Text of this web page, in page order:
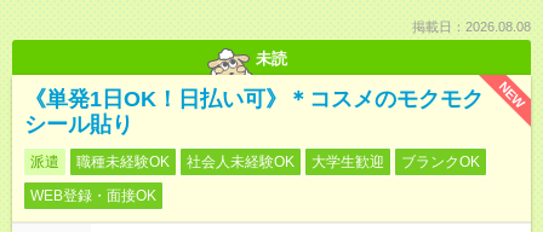
掲載日：2026.08.08
未読
NEW
《単発1日OK！日払い可》＊コスメのモクモク
シール貼り
派遣 職種未経験OK 社会人未経験OK 大学生歓迎
ブランクOK
WEB登録・面接OK